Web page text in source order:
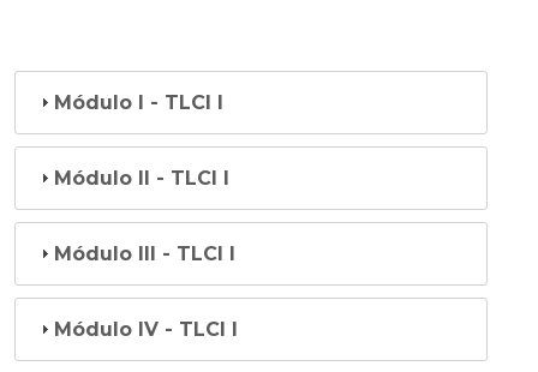
Módulo I - TLCI I
Módulo II - TLCI I
Módulo III - TLCI I
Módulo IV - TLCI I